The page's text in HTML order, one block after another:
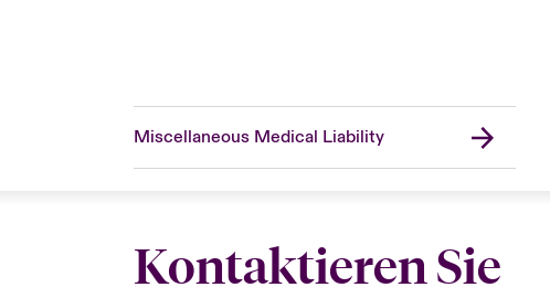
Miscellaneous Medical Liability
Kontaktieren Sie